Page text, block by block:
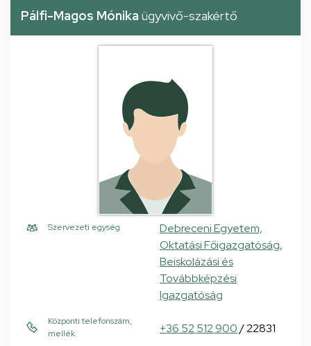
Pálfi-Magos Mónika ügyvivő-szakértő
Szervezeti egység
Debreceni Egyetem,
Oktatási Főigazgatóság,
Beiskolázási és
Továbbképzési
Igazgatóság
Központi telefonszám,
mellék
+36 52 512 900/ 22831